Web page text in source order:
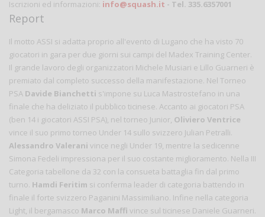
Iscrizioni ed informazioni: info@squash.it - Tel. 335.6357001
Report
Il motto ASSI si adatta proprio all'evento di Lugano che ha visto 70
giocatori in gara per due giorni sui campi del Madex Training Center.
Il grande lavoro degli organizzatori Michele Musiari e Lillo Guarneri è
premiato dal completo successo della manifestazione. Nel Torneo
PSA Davide Bianchetti s'impone su Luca Mastrostefano in una
finale che ha deliziato il pubblico ticinese. Accanto ai giocatori PSA
(ben 14 i giocatori ASSI PSA), nel torneo Junior, Oliviero Ventrice
vince il suo primo torneo Under 14 sullo svizzero Julian Petralli.
Alessandro Valerani vince negli Under 19, mentre la sedicenne
Simona Fedeli impressiona per il suo costante miglioramento. Nella III
Categoria tabellone da 32 con la consueta battaglia fin dal primo
turno. Hamdi Feritim si conferma leader di categoria battendo in
finale il forte svizzero Paganini Massimiliano. Infine nella categoria
Light, il bergamasco Marco Maffi vince sul ticinese Daniele Guarneri.